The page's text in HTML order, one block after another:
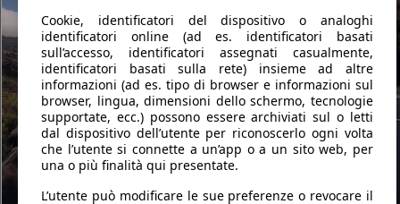
Cookie, identificatori del dispositivo o analoghi
identificatori online (ad es. identificatori basati
sull’accesso, identificatori assegnati casualmente,
identificatori basati sulla rete) insieme ad altre
informazioni (ad es. tipo di browser e informazioni sul
browser, lingua, dimensioni dello schermo, tecnologie
supportate, ecc.) possono essere archiviati sul o letti
dal dispositivo dell’utente per riconoscerlo ogni volta
che l’utente si connette a un’app o a un sito web, per
una o più finalità qui presentate.
L’utente può modificare le sue preferenze o revocare il